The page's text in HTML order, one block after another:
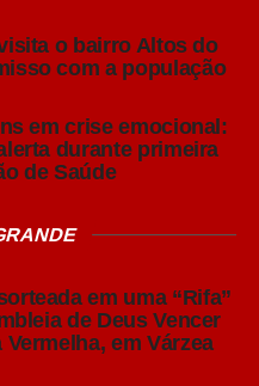
e altos custos para
destacou que é possível
de reduzir
organizando grupos
o sistema “todos
a limpeza,
transmissão de agentes
o bairro Altos do
com a população
em crise emocional:
durante primeira
de Saúde
em uma “Rifa”
de Deus Vencer
em Várzea